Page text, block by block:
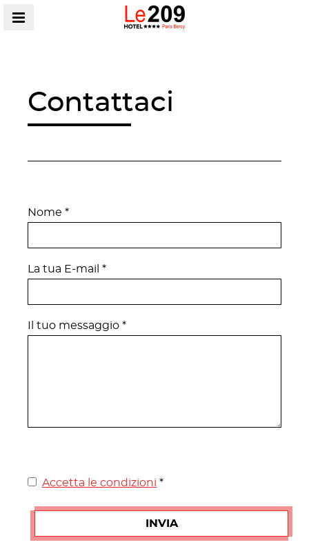
Contattaci
Nome *
La tua E-mail *
Il tuo messaggio *
Accetta le condizioni *
INVIA